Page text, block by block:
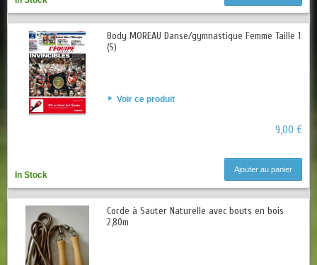
Body MOREAU Danse/gymnastique Femme Taille 1
(S)
Voir ce produit
9,00 €
In Stock
Ajouter au panier
Corde à Sauter Naturelle avec bouts en bois
2,80m